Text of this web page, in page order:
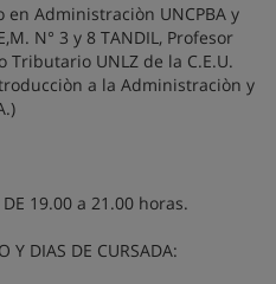
en Administraciòn UNCPBA y
N° 3 y 8 TANDIL, Profesor
UNLZ de la C.E.U.
a la Administraciòn y
DE 19.00 a 21.00 horas.
Y DIAS DE CURSADA: